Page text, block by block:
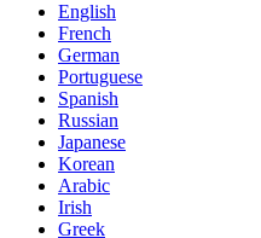
English
French
German
Portuguese
Spanish
Russian
Japanese
Korean
Arabic
Irish
Greek